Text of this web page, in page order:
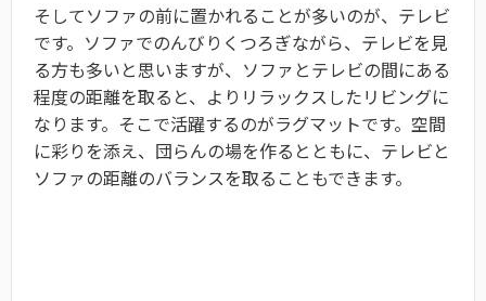
そしてソファの前に置かれることが多いのが、テレビ
です。ソファでのんびりくつろぎながら、テレビを見
る方も多いと思いますが、ソファとテレビの間にある
程度の距離を取ると、よりリラックスしたリビングに
なります。そこで活躍するのがラグマットです。空間
に彩りを添え、団らんの場を作るとともに、テレビと
ソファの距離のバランスを取ることもできます。